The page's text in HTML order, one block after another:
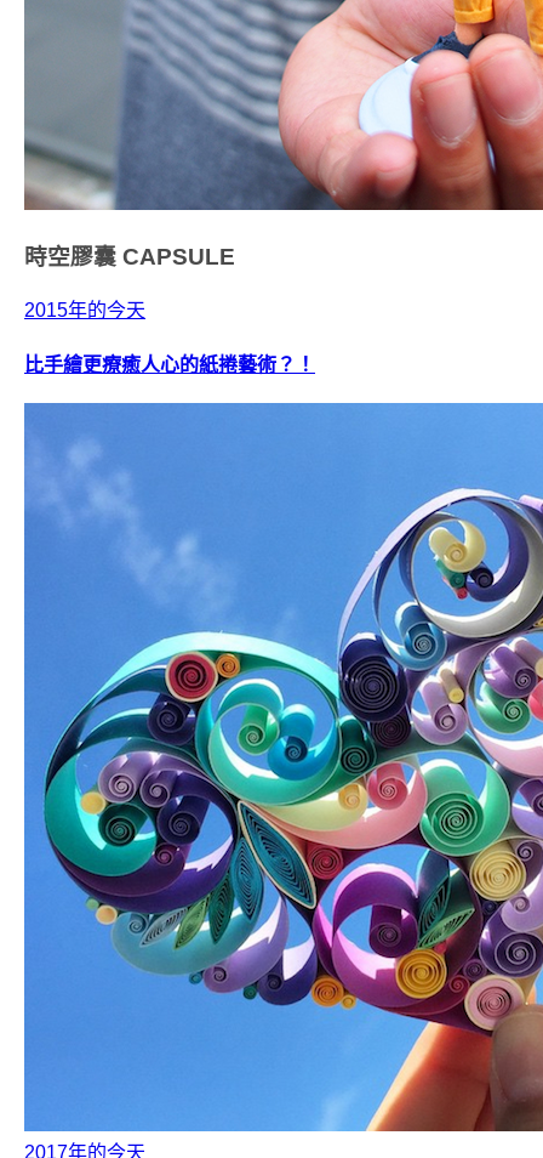
時空膠囊 CAPSULE
2015年的今天
比手繪更療癒人心的紙捲藝術？！
2017年的今天